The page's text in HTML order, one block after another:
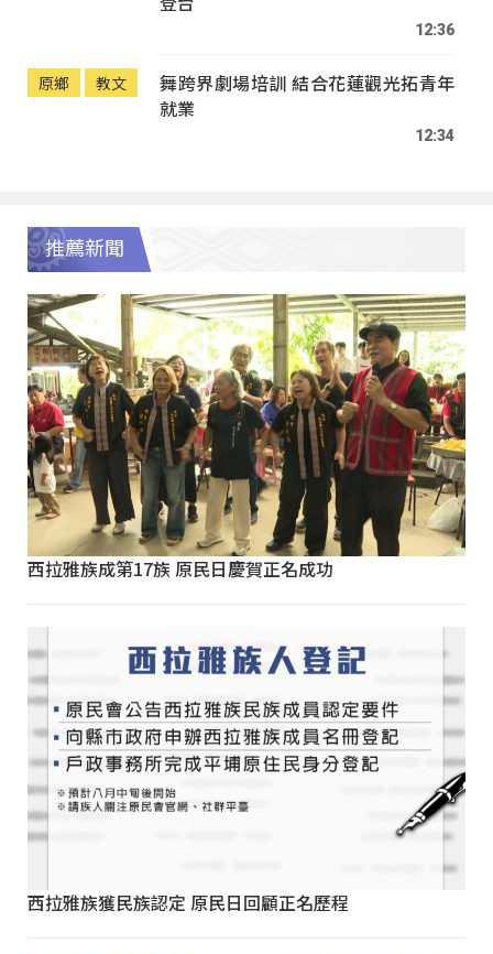
12:36
原鄉 教文
舞跨界劇場培訓 結合花蓮觀光拓青年
就業
12:34
推薦新聞
西拉雅族成第17族 原民日慶賀正名成功
西拉雅族獲民族認定 原民日回顧正名歷程